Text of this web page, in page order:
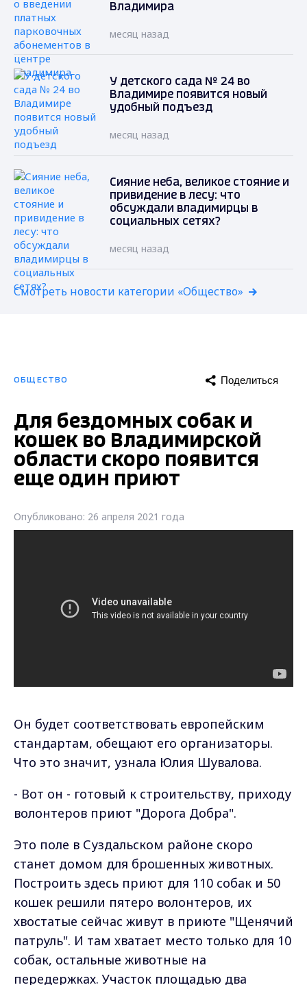
Владимира
месяц назад
У детского сада № 24 во
Владимире появится новый
удобный подъезд
месяц назад
Сияние неба, великое стояние и
привидение в лесу: что
обсуждали владимирцы в
социальных сетях?
месяц назад
Смотреть новости категории «Общество»
ОБЩЕСТВО Поделиться
Для бездомных собак и
кошек во Владимирской
области скоро появится
еще один приют
Опубликовано: 26 апреля 2021 года
Он будет соответствовать европейским
стандартам, обещают его организаторы.
Что это значит, узнала Юлия Шувалова.
- Вот он - готовый к строительству, приходу
волонтеров приют "Дорога Добра".
Это поле в Суздальском районе скоро
станет домом для брошенных животных.
Построить здесь приют для 110 собак и 50
кошек решили пятеро волонтеров, их
хвостатые сейчас живут в приюте "Щенячий
патруль". И там хватает место только для 10
собак, остальные животные на
передержках. Участок площадью два